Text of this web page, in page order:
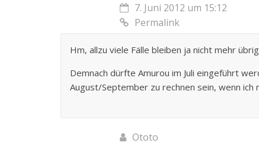
7. Juni 2012 um 15:12
Permalink
Hm, allzu viele Fälle bleiben ja nicht mehr
Demnach dürfte Amurou im Juli eingeführt
August/September zu rechnen sein, wenn
Ototo